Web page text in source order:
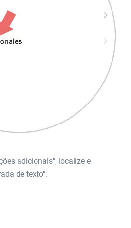
adicionais", localize e
de texto".